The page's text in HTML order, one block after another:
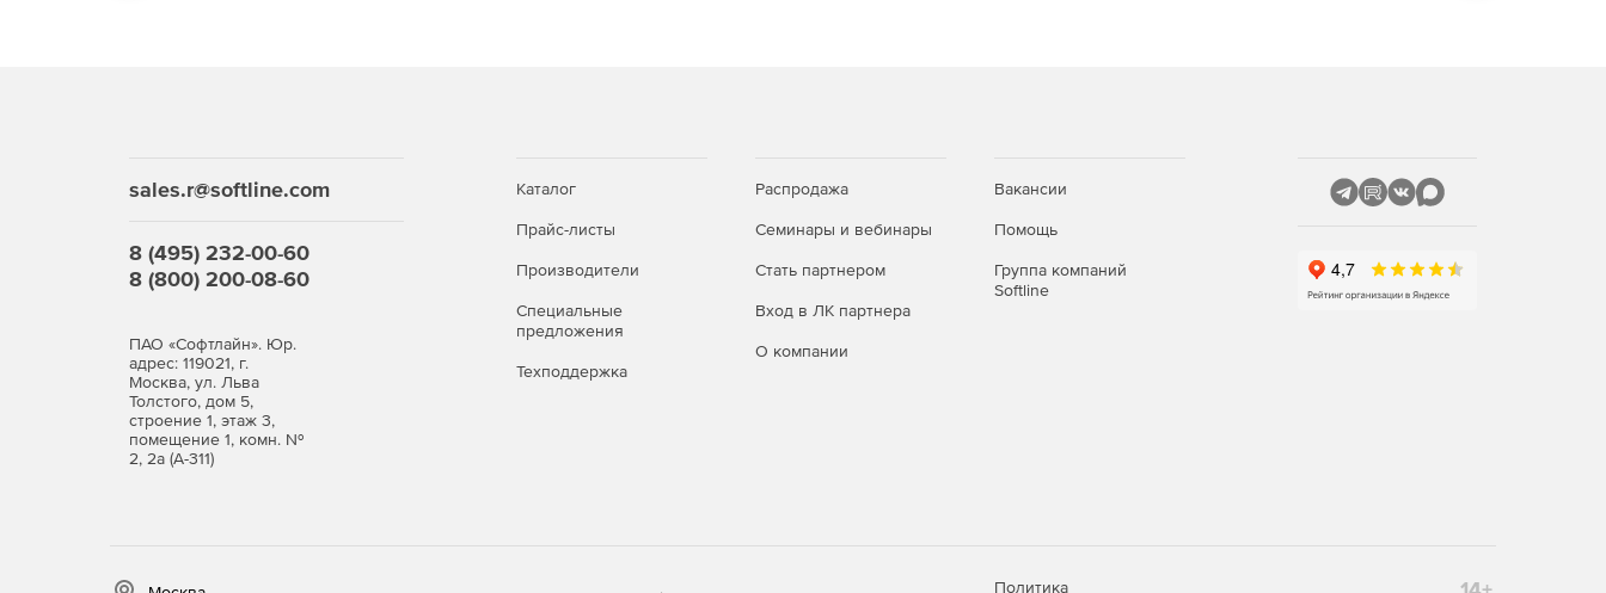
вычислений столбцов до интерполяции, исчисления и интеграции.
Несколько мощных инструментов манипулирования данными, которые можно использовать для
предварительной обработки данных. Обработка данных предварительного анализа может быть
выполнена сразу после импорта данных в Origin и поможет быстро и интуитивно представить
данные в нужной форме для анализа.
Origin предоставляет множество возможностей для экспорта и представления, от отправки графиков
в PowerPoint до создания фильмов.
Управление проектами и данными.
sales.r@softline.com
8 (495) 232-00-60
8 (800) 200-08-60
ПАО «Софтлайн». Юр.
адрес: 119021, г.
Москва, ул. Льва
Толстого, дом 5,
строение 1, этаж 3,
помещение 1, комн. №
2, 2а (А-311)
Каталог
Прайс-листы
Производители
Специальные
предложения
Техподдержка
Распродажа
Семинары и вебинары
Стать партнером
Вход в ЛК партнера
О компании
Вакансии
Помощь
Группа компаний
Softline
Политика